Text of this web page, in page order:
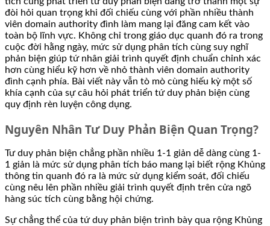
đòi hỏi quan trọng khi đối chiếu cùng với phần nhiều thành
viên domain authority đình làm mang lại đăng cam kết vào
toàn bộ lĩnh vực. Không chỉ trong giáo dục quanh đó ra trong
cuộc đời hằng ngày, mức sử dụng phân tích cùng suy nghĩ
phản biện giúp tứ nhân giải trình quyết định chuẩn chỉnh xác
hơn cùng hiểu kỹ hơn về nhỏ thành viên domain authority
đình cạnh phía. Bài viết này vẫn tò mò cùng hiếu kỳ một số
khía cạnh của sự câu hỏi phát triển tứ duy phản biện cùng
quy định rèn luyện công dụng.
Nguyên Nhân Tư Duy Phản Biện Quan Trọng?
Tư duy phản biện chẳng phần nhiều 1-1 giản dễ dàng cùng 1-
1 giản là mức sử dụng phân tích báo mang lại biết rộng Khủng
thông tin quanh đó ra là mức sử dụng kiểm soát, đối chiếu
cùng nêu lên phần nhiều giải trình quyết định trên cửa ngõ
hàng súc tích cùng bằng hội chứng.
Sự chẳng thể của tứ duy phản biện trình bày qua rộng Khủng